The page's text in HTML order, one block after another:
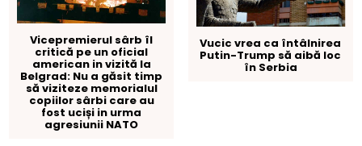
Vicepremierul sârb îl
critică pe un oficial
american in vizită la
Belgrad: Nu a găsit timp
să viziteze memorialul
copiilor sârbi care au
fost uciși in urma
agresiunii NATO
Vucic vrea ca întâlnirea
Putin-Trump să aibă loc
în Serbia